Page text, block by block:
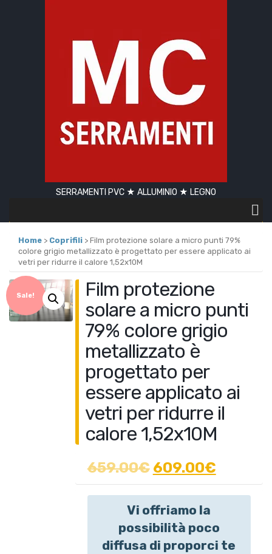
SERRAMENTI PVC ★ ALLUMINIO ★ LEGNO
Home > Coprifili > Film protezione solare a micro punti 79%
colore grigio metallizzato è progettato per essere applicato ai
vetri per ridurre il calore 1,52x10M
Sale!
Film protezione
solare a micro punti
79% colore grigio
metallizzato è
progettato per
essere applicato ai
vetri per ridurre il
calore 1,52x10M
659.00€ 609.00€
Vi offriamo la
possibilità poco
diffusa di proporci te